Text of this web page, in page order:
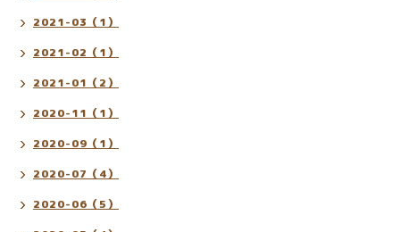
2021-03（1）
2021-02（1）
2021-01（2）
2020-11（1）
2020-09（1）
2020-07（4）
2020-06（5）